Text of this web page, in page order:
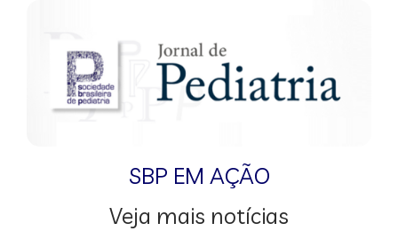
SBP EM AÇÃO
Veja mais notícias